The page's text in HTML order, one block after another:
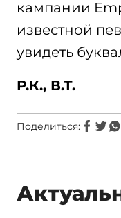
кампании
известной
увидеть
Р.К., В.Т.
Поделиться: